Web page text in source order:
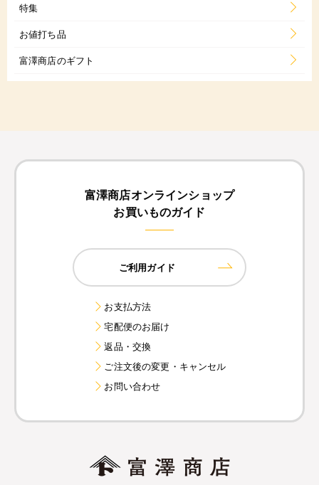
特集
お値打ち品
富澤商店のギフト
富澤商店オンラインショップ
お買いものガイド
ご利用ガイド
お支払方法
宅配便のお届け
返品・交換
ご注文後の変更・キャンセル
お問い合わせ